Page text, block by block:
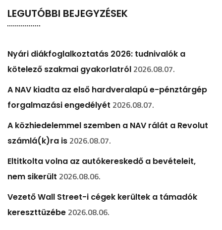
LEGUTÓBBI BEJEGYZÉSEK
Nyári diákfoglalkoztatás 2026: tudnivalók a
kötelező szakmai gyakorlatról 2026.08.07.
A NAV kiadta az első hardveralapú e-pénztárgép
forgalmazási engedélyét 2026.08.07.
A közhiedelemmel szemben a NAV rálát a Revolut
számlá(k)ra is 2026.08.07.
Eltitkolta volna az autókereskedő a bevételeit,
nem sikerült 2026.08.06.
Vezető Wall Street-i cégek kerültek a támadók
kereszttüzébe 2026.08.06.